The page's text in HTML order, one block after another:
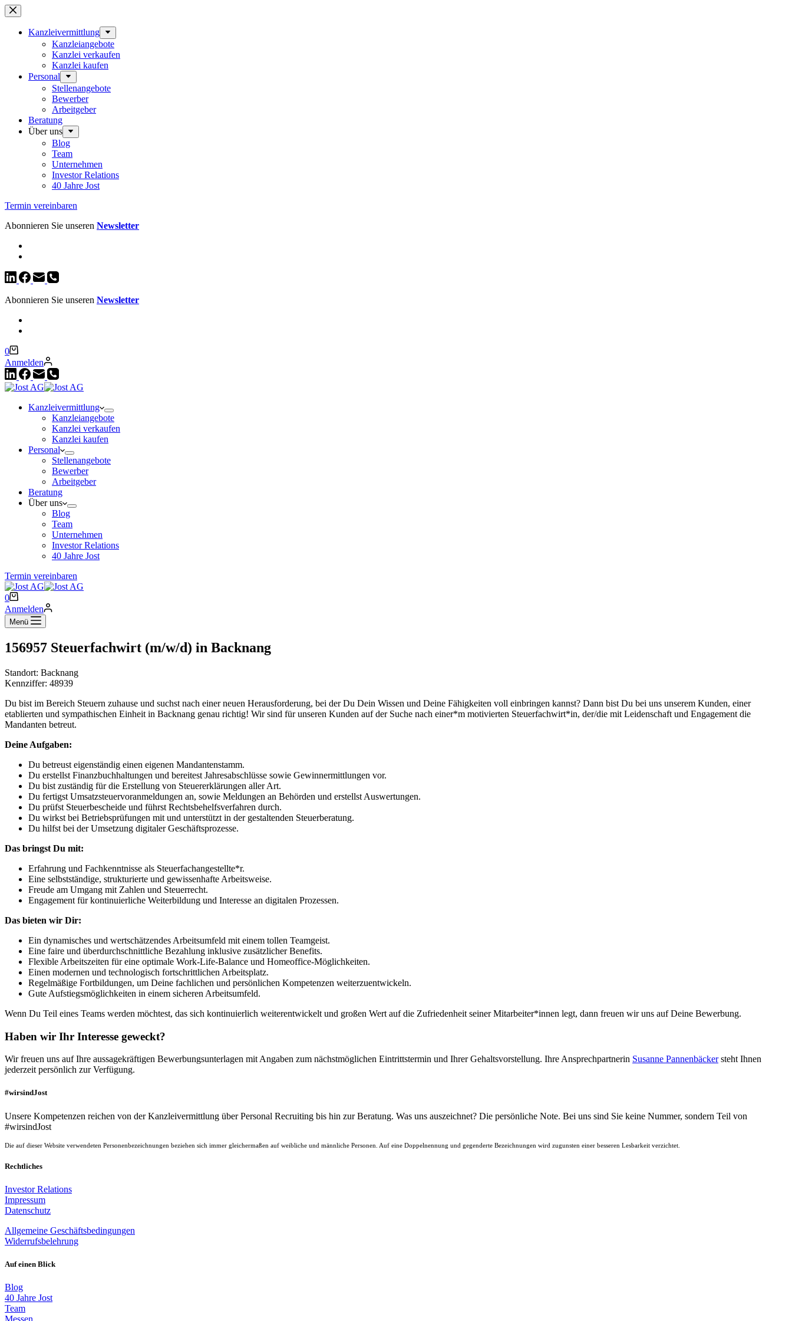
Zum
Inhalt
springenKanzleivermittlung
Kanzleiangebote
Kanzlei verkaufen
Kanzlei kaufen
Personal
Stellenangebote
Bewerber
Arbeitgeber
Beratung
Über uns
Blog
Team
Unternehmen
Investor Relations
40 Jahre Jost
Termin vereinbaren
Abonnieren Sie unseren Newsletter
Abonnieren Sie unseren Newsletter
Warenkorb
0
Anmelden
Kanzleivermittlung
Kanzleiangebote
Kanzlei verkaufen
Kanzlei kaufen
Personal
Stellenangebote
Bewerber
Arbeitgeber
Beratung
Über uns
Blog
Team
Unternehmen
Investor Relations
40 Jahre Jost
Termin vereinbaren
Warenkorb
0
Anmelden
Menü
156957 Steuerfachwirt (m/w/d) in Backnang
Standort: Backnang
Kennziffer: 48939
Du bist im Bereich Steuern zuhause und suchst nach einer neuen Herausforderung, bei der Du Dein Wissen und Deine Fähigkeiten voll einbringen kannst? Dann bist Du bei uns unserem Kunden, einer
etablierten und sympathischen Einheit in Backnang genau richtig! Wir sind für unseren Kunden auf der Suche nach einer*m motivierten Steuerfachwirt*in, der/die mit Leidenschaft und Engagement die
Mandanten betreut.
Deine Aufgaben:
Du betreust eigenständig einen eigenen Mandantenstamm.
Du erstellst Finanzbuchhaltungen und bereitest Jahresabschlüsse sowie Gewinnermittlungen vor.
Du bist zuständig für die Erstellung von Steuererklärungen aller Art.
Du fertigst Umsatzsteuervoranmeldungen an, sowie Meldungen an Behörden und erstellst Auswertungen.
Du prüfst Steuerbescheide und führst Rechtsbehelfsverfahren durch.
Du wirkst bei Betriebsprüfungen mit und unterstützt in der gestaltenden Steuerberatung.
Du hilfst bei der Umsetzung digitaler Geschäftsprozesse.
Das bringst Du mit:
Erfahrung und Fachkenntnisse als Steuerfachangestellte*r.
Eine selbstständige, strukturierte und gewissenhafte Arbeitsweise.
Freude am Umgang mit Zahlen und Steuerrecht.
Engagement für kontinuierliche Weiterbildung und Interesse an digitalen Prozessen.
Das bieten wir Dir:
Ein dynamisches und wertschätzendes Arbeitsumfeld mit einem tollen Teamgeist.
Eine faire und überdurchschnittliche Bezahlung inklusive zusätzlicher Benefits.
Flexible Arbeitszeiten für eine optimale Work-Life-Balance und Homeoffice-Möglichkeiten.
Einen modernen und technologisch fortschrittlichen Arbeitsplatz.
Regelmäßige Fortbildungen, um Deine fachlichen und persönlichen Kompetenzen weiterzuentwickeln.
Gute Aufstiegsmöglichkeiten in einem sicheren Arbeitsumfeld.
Wenn Du Teil eines Teams werden möchtest, das sich kontinuierlich weiterentwickelt und großen Wert auf die Zufriedenheit seiner Mitarbeiter*innen legt, dann freuen wir uns auf Deine Bewerbung.
Haben wir Ihr Interesse geweckt?
Wir freuen uns auf Ihre aussagekräftigen Bewerbungsunterlagen mit Angaben zum nächstmöglichen Eintrittstermin und Ihrer Gehaltsvorstellung. Ihre Ansprechpartnerin Susanne Pannenbäckersteht Ihnen
jederzeit persönlich zur Verfügung.
#wirsindJost
Unsere Kompetenzen reichen von der Kanzleivermittlung über Personal Recruiting bis hin zur Beratung. Was uns auszeichnet? Die persönliche Note. Bei uns sind Sie keine Nummer, sondern Teil von
#wirsindJost
Die auf dieser Website verwendeten Personenbezeichnungen beziehen sich immer gleichermaßen auf weibliche und männliche Personen. Auf eine Doppelnennung und gegenderte Bezeichnungen wird zugunsten einer besseren Lesbarkeit verzichtet.
Rechtliches
Investor Relations
Impressum
Datenschutz
Allgemeine Geschäftsbedingungen
Widerrufsbelehrung
Auf einen Blick
Blog
40 Jahre Jost
Team